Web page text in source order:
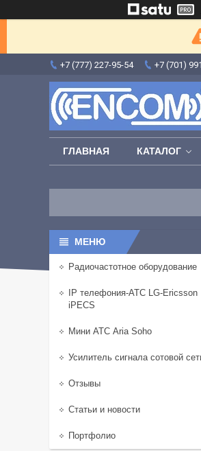
+7 (777) 227-95-54 +7 (701)
ГЛАВНАЯ КАТАЛОГ
Радиочастотное оборудование
IP телефония-АТС LG-Ericsson
iPECS
Мини АТС Aria Soho
Усилитель сигнала сотовой
Отзывы
Статьи и новости
Портфолио